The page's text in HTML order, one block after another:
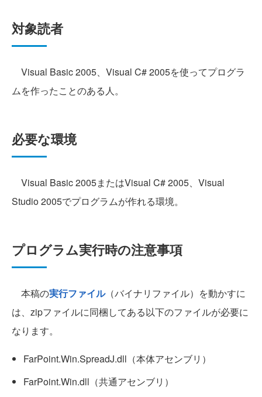
対象読者
Visual Basic 2005、Visual C# 2005を使ってプログラ
ムを作ったことのある人。
必要な環境
Visual Basic 2005またはVisual C# 2005、Visual
Studio 2005でプログラムが作れる環境。
プログラム実行時の注意事項
本稿の実行ファイル（バイナリファイル）を動かすに
は、zipファイルに同梱してある以下のファイルが必要に
なります。
FarPoint.Win.SpreadJ.dll（本体アセンブリ）
FarPoint.Win.dll（共通アセンブリ）